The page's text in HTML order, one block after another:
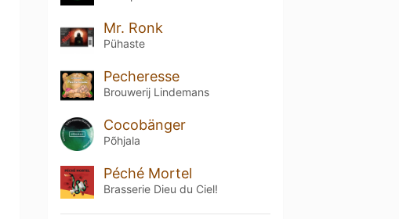
Mr. Ronk
Pühaste
Pecheresse
Brouwerij Lindemans
Cocobänger
Põhjala
Péché Mortel
Brasserie Dieu du Ciel!